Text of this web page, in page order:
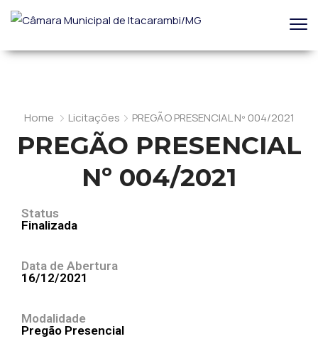
Home Licitações PREGÃO PRESENCIAL Nº 004/2021
PREGÃO PRESENCIAL
Nº 004/2021
Status
Finalizada
Data de Abertura
16/12/2021
Modalidade
Pregão Presencial